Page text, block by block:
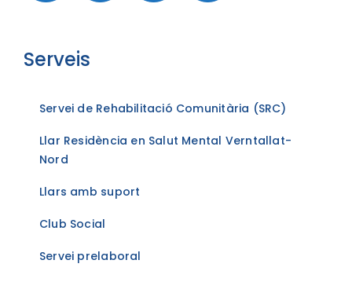
Serveis
Servei de Rehabilitació Comunitària (SRC)
Llar Residència en Salut Mental Verntallat-
Nord
Llars amb suport
Club Social
Servei prelaboral